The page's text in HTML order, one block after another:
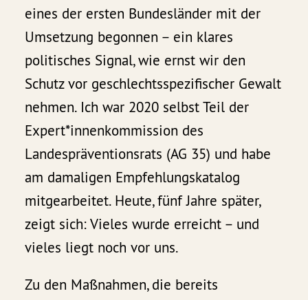
eines der ersten Bundesländer mit der
Umsetzung begonnen – ein klares
politisches Signal, wie ernst wir den
Schutz vor geschlechtsspezifischer Gewalt
nehmen. Ich war 2020 selbst Teil der
Expert*innenkommission des
Landespräventionsrats (AG 35) und habe
am damaligen Empfehlungskatalog
mitgearbeitet. Heute, fünf Jahre später,
zeigt sich: Vieles wurde erreicht – und
vieles liegt noch vor uns.
Zu den Maßnahmen, die bereits